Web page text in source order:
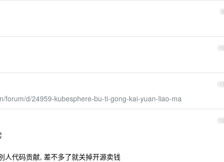
9
10
11
forum/d/24959-kubesphere-bu-ti-gong-kai-yuan-liao-ma
12
人代码贡献, 差不多了就关掉开源卖钱